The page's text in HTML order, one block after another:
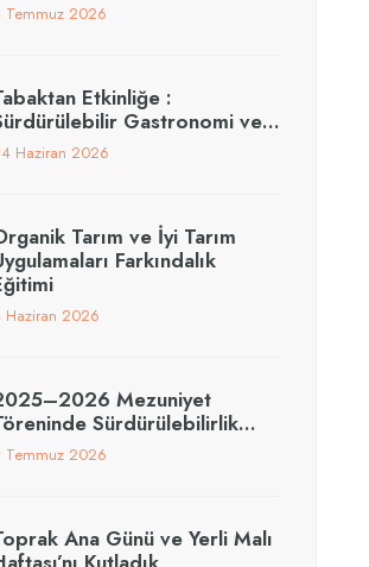
Temmuz 2026
Etkinliğe :
Gastronomi ve…
Haziran 2026
Tarım ve İyi Tarım
Farkındalık
Haziran 2026
Mezuniyet
Sürdürülebilirlik…
Temmuz 2026
Ana Günü ve Yerli Malı